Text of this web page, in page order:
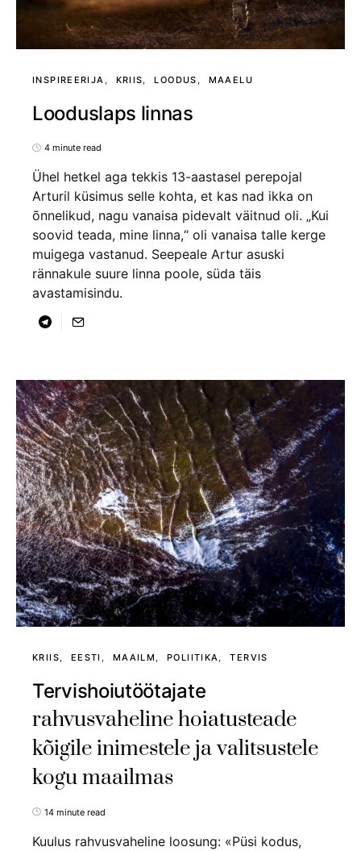
INSPIREERIJA KRIIS LOODUS MAAELU
Looduslaps linnas
4 minute read
Ühel hetkel aga tekkis 13-aastasel perepojal
Arturil küsimus selle kohta, et kas nad ikka on
õnnelikud, nagu vanaisa pidevalt väitnud oli. „Kui
soovid teada, mine linna,“ oli vanaisa talle kerge
muigega vastanud. Seepeale Artur asuski
rännakule suure linna poole, süda täis
avastamisindu.
KRIIS EESTI MAAILM POLIITIKA TERVIS
Tervishoiutöötajate
rahvusvaheline hoiatusteade
kõigile inimestele ja valitsustele
kogu maailmas
14 minute read
Kuulus rahvusvaheline loosung: «Püsi kodus,